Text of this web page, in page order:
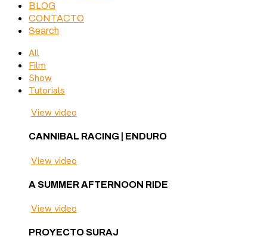
BLOG
CONTACTO
Search
All
Film
Show
Tutorials
View video
CANNIBAL RACING | ENDURO
View video
A SUMMER AFTERNOON RIDE
View video
PROYECTO SURAJ